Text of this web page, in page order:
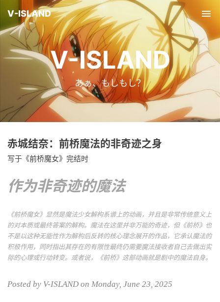
V-ISLAND
V-ISLAND
あぁ、もしもし？
赤城结奈：前桥魔法的非奇迹之身
写于《前桥魔女》完结时
作为非奇迹的魔法
《前桥魔女》显然是魔法少女解构系谱上的动画，并且是非常传统意义上
的对本质或最终答案的解构。魔法在这里并非万能的奇迹，但《前桥》也
不是以这种无能性作为解构后反转的核心理念展开的作品，它承认魔法的
积极作用，同时指出其存在的有限性最终仍需要魔法接收者自己去做出实
际的心理或行动转变。或者说，《前桥》这部动画就是剧中的魔法自身。
Posted by V-ISLAND on Monday, June 23, 2025